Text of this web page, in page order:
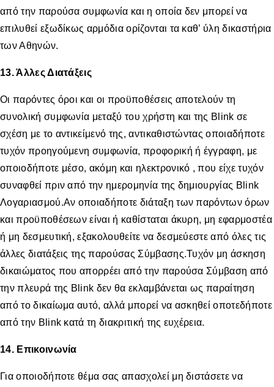
από την παρούσα συμφωνία και η οποία δεν μπορεί να
επιλυθεί εξωδίκως αρμόδια ορίζονται τα καθ’ ύλη δικαστήρια
των Αθηνών.
13. Άλλες Διατάξεις
Οι παρόντες όροι και οι προϋποθέσεις αποτελούν τη
συνολική συμφωνία μεταξύ του χρήστη και της Blink σε
σχέση με το αντικείμενό της, αντικαθιστώντας οποιαδήποτε
τυχόν προηγούμενη συμφωνία, προφορική ή έγγραφη, με
οποιοδήποτε μέσο, ακόμη και ηλεκτρονικό , που είχε τυχόν
συναφθεί πριν από την ημερομηνία της δημιουργίας Blink
Λογαριασμού.Αν οποιαδήποτε διάταξη των παρόντων όρων
και προϋποθέσεων είναι ή καθίσταται άκυρη, μη εφαρμοστέα
ή μη δεσμευτική, εξακολουθείτε να δεσμεύεστε από όλες τις
άλλες διατάξεις της παρούσας Σύμβασης.Τυχόν μη άσκηση
δικαιώματος που απορρέει από την παρούσα Σύμβαση από
την πλευρά της Βlink δεν θα εκλαμβάνεται ως παραίτηση
από το δικαίωμα αυτό, αλλά μπορεί να ασκηθεί οποτεδήποτε
από την Blink κατά τη διακριτική της ευχέρεια.
14. Επικοινωνία
Για οποιοδήποτε θέμα σας απασχολεί μη διστάσετε να